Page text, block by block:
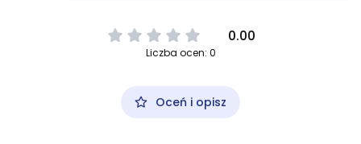
0.00
Liczba ocen: 0
Oceń i opisz